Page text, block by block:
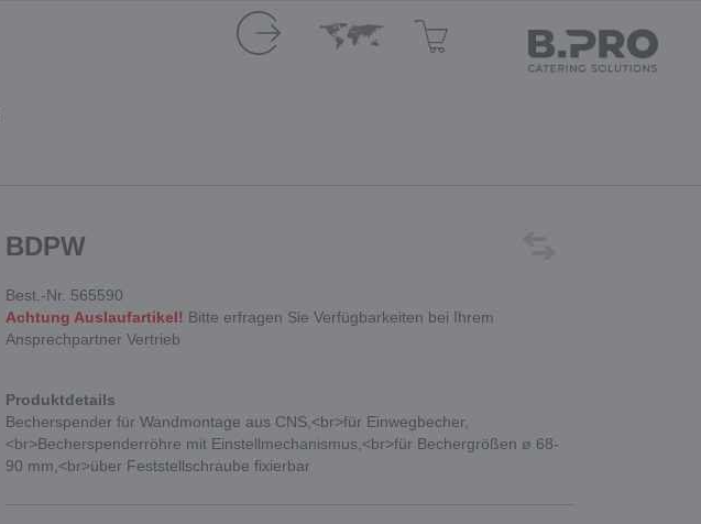
BDPW
Best.-Nr. 565590
Achtung Auslaufartikel! Bitte erfragen Sie Verfügbarkeiten bei Ihrem
Ansprechpartner Vertrieb
Produktdetails
Becherspender für Wandmontage aus CNS,<br>für Einwegbecher,
<br>Becherspenderröhre mit Einstellmechanismus,<br>für Bechergrößen ø 68-
90 mm,<br>über Feststellschraube fixierbar